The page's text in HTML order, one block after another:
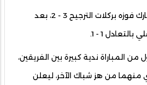
وحسم نادي الجمارك فوزه بركلات الترجيح 3 - 2، بعد
1 - 1.
المباراة ندية كبيرة بين الفريقين،
من هز شباك الآخر، ليعلن